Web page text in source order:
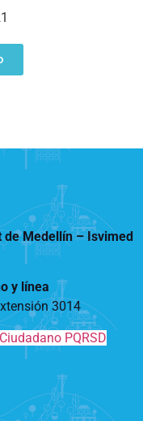
de Medellín –Isvimed
y línea
3014
PQRSD